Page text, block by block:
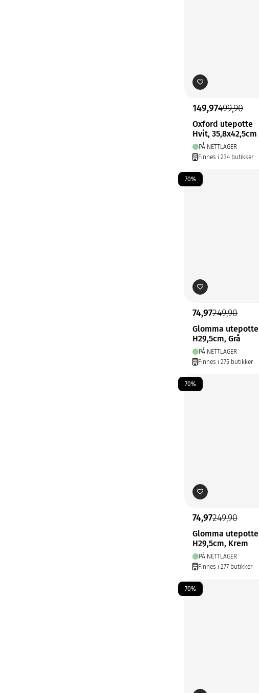
149,97499,90
Oxford utepotte
Hvit, 35,8x42,5cm
PÅ NETTLAGER
Finnes i 234 butikker
70%
74,97249,90
Glomma utepotte
H29,5cm, Grå
PÅ NETTLAGER
Finnes i 275 butikker
70%
74,97249,90
Glomma utepotte
H29,5cm, Krem
PÅ NETTLAGER
Finnes i 277 butikker
70%